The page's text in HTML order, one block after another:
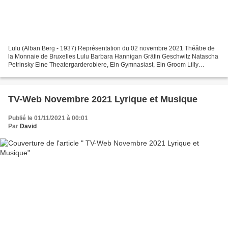
Lulu (Alban Berg - 1937) Représentation du 02 novembre 2021 Théâtre de
la Monnaie de Bruxelles Lulu Barbara Hannigan Gräfin Geschwitz Natascha
Petrinsky Eine Theatergarderobiere, Ein Gymnasiast, Ein Groom Lilly
TV-Web Novembre 2021 Lyrique et Musique
Publié le 01/11/2021 à 00:01
Par David